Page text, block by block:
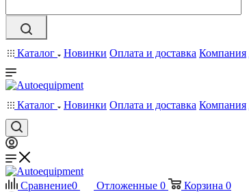
Каталог Новинки Оплата и доставка Компания
Каталог Новинки Оплата и доставка Компания
Сравнение0 Отложенные 0 Корзина 0